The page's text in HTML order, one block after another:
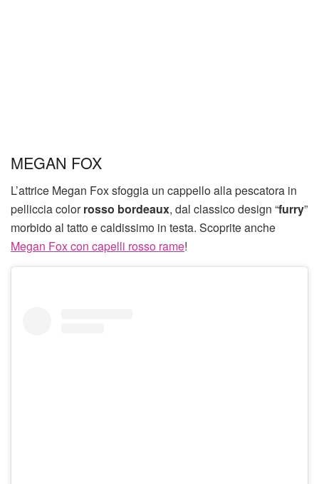
MEGAN FOX
L’attrice Megan Fox sfoggia un cappello alla pescatora in
pelliccia colorrosso bordeaux, dal classico design “furry”
morbido al tatto e caldissimo in testa. Scoprite anche
Megan Fox con capelli rosso rame!